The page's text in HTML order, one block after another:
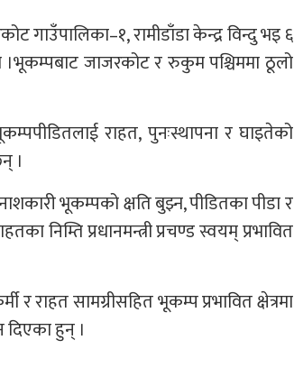
गाउँपालिका–१, रामीडाँडा केन्द्र विन्दु भइ ६
जाजरकोट र रुकुम पश्चिममा ठूलो
राहत, पुनःस्थापना र घाइतेको
।
भूकम्पको क्षति बुझ्न, पीडितका पीडा र
निम्ति प्रधानमन्त्री प्रचण्ड स्वयम् प्रभावित
र राहत सामग्रीसहित भूकम्प प्रभावित क्षेत्रमा
दिएका हुन् ।